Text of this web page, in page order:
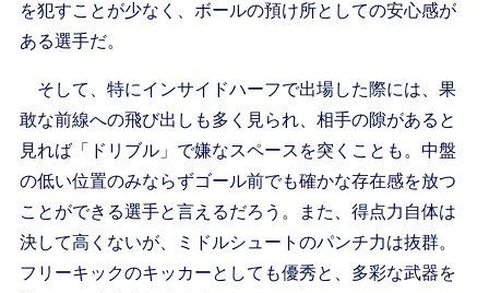
を犯すことが少なく、ボールの預け所としての安心感が
ある選手だ。
そして、特にインサイドハーフで出場した際には、果
敢な前線への飛び出しも多く見られ、相手の隙があると
見れば「ドリブル」で嫌なスペースを突くことも。中盤
の低い位置のみならずゴール前でも確かな存在感を放つ
ことができる選手と言えるだろう。また、得点力自体は
決して高くないが、ミドルシュートのパンチ力は抜群。
フリーキックのキッカーとしても優秀と、多彩な武器を